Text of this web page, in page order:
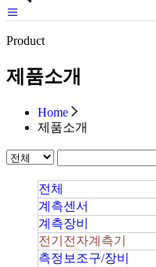
Product
제품소개
Home
제품소개
전체
계측센서
계측장비
전기전자계측기
측정보조구/장비